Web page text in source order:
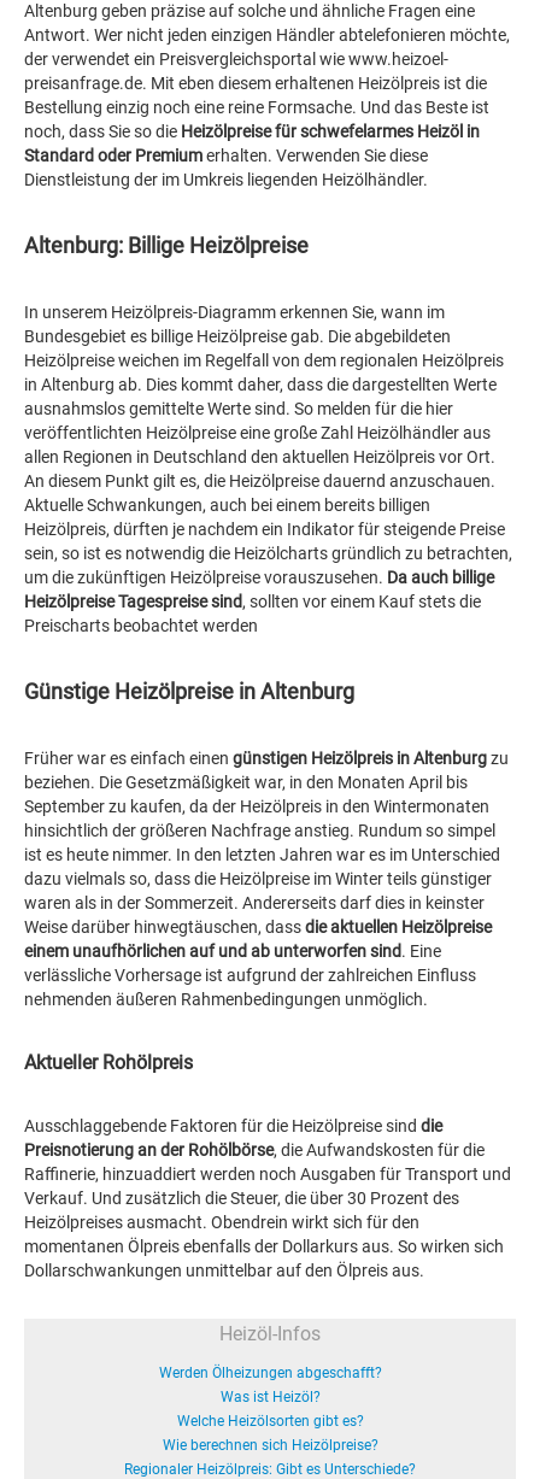
Altenburg geben präzise auf solche und ähnliche Fragen eine
Antwort. Wer nicht jeden einzigen Händler abtelefonieren möchte,
der verwendet ein Preisvergleichsportal wie www.heizoel-
preisanfrage.de. Mit eben diesem erhaltenen Heizölpreis ist die
Bestellung einzig noch eine reine Formsache. Und das Beste ist
noch, dass Sie so die Heizölpreise für schwefelarmes Heizöl in
Standard oder Premiumerhalten. Verwenden Sie diese
Dienstleistung der im Umkreis liegenden Heizölhändler.
Altenburg: Billige Heizölpreise
In unserem Heizölpreis-Diagramm erkennen Sie, wann im
Bundesgebiet es billige Heizölpreise gab. Die abgebildeten
Heizölpreise weichen im Regelfall von dem regionalen Heizölpreis
in Altenburg ab. Dies kommt daher, dass die dargestellten Werte
ausnahmslos gemittelte Werte sind. So melden für die hier
veröffentlichten Heizölpreise eine große Zahl Heizölhändler aus
allen Regionen in Deutschland den aktuellen Heizölpreis vor Ort.
An diesem Punkt gilt es, die Heizölpreise dauernd anzuschauen.
Aktuelle Schwankungen, auch bei einem bereits billigen
Heizölpreis, dürften je nachdem ein Indikator für steigende Preise
sein, so ist es notwendig die Heizölcharts gründlich zu betrachten,
um die zukünftigen Heizölpreise vorauszusehen. Da auch billige
Heizölpreise Tagespreise sind, sollten vor einem Kauf stets die
Preischarts beobachtet werden
Günstige Heizölpreise in Altenburg
Früher war es einfach einen günstigen Heizölpreis in Altenburgzu
beziehen. Die Gesetzmäßigkeit war, in den Monaten April bis
September zu kaufen, da der Heizölpreis in den Wintermonaten
hinsichtlich der größeren Nachfrage anstieg. Rundum so simpel
ist es heute nimmer. In den letzten Jahren war es im Unterschied
dazu vielmals so, dass die Heizölpreise im Winter teils günstiger
waren als in der Sommerzeit. Andererseits darf dies in keinster
Weise darüber hinwegtäuschen, dassdie aktuellen Heizölpreise
einem unaufhörlichen auf und ab unterworfen sind. Eine
verlässliche Vorhersage ist aufgrund der zahlreichen Einfluss
nehmenden äußeren Rahmenbedingungen unmöglich.
Aktueller Rohölpreis
Ausschlaggebende Faktoren für die Heizölpreise sind die
Preisnotierung an der Rohölbörse, die Aufwandskosten für die
Raffinerie, hinzuaddiert werden noch Ausgaben für Transport und
Verkauf. Und zusätzlich die Steuer, die über 30 Prozent des
Heizölpreises ausmacht. Obendrein wirkt sich für den
momentanen Ölpreis ebenfalls der Dollarkurs aus. So wirken sich
Dollarschwankungen unmittelbar auf den Ölpreis aus.
Heizöl-Infos
Werden Ölheizungen abgeschafft?
Was ist Heizöl?
Welche Heizölsorten gibt es?
Wie berechnen sich Heizölpreise?
Regionaler Heizölpreis: Gibt es Unterschiede?